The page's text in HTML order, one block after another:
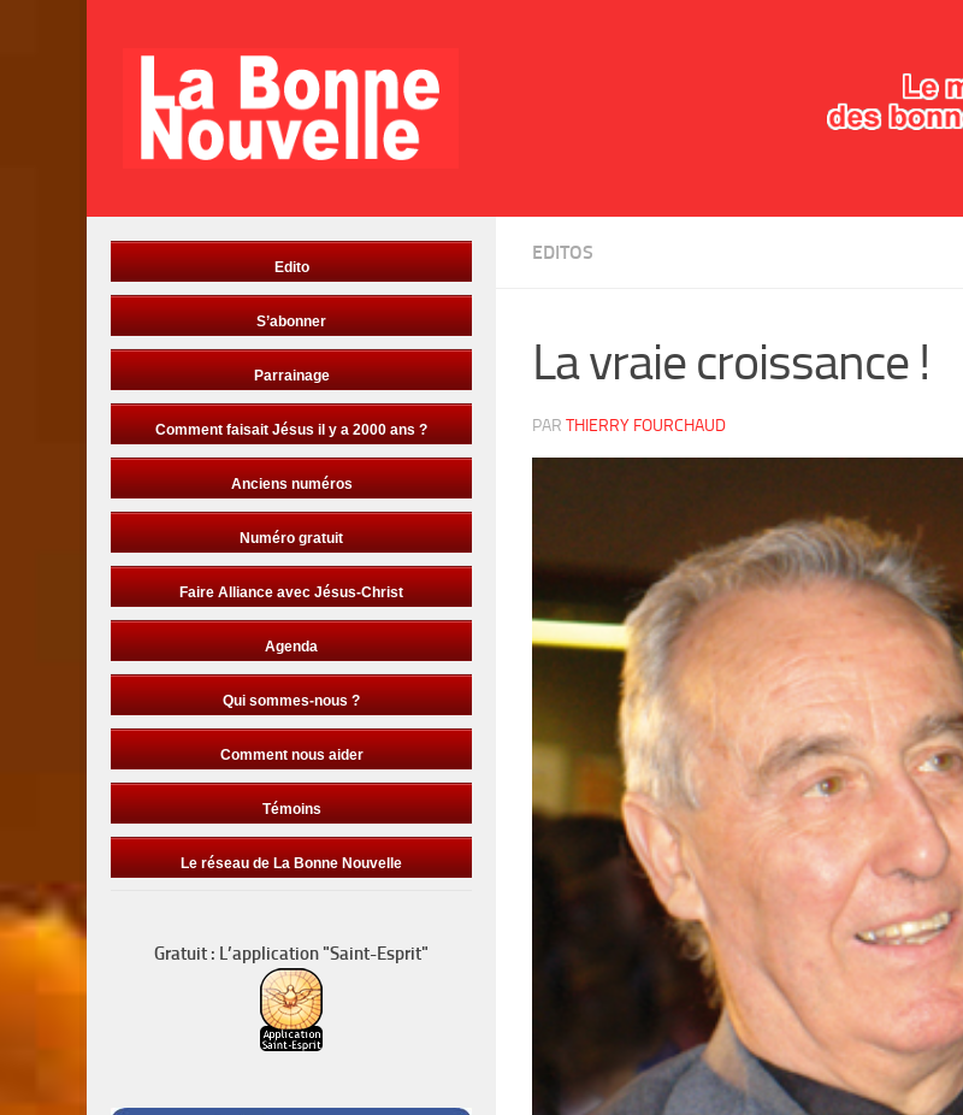
EDITOS
La vraie croissance !
PAR THIERRY FOURCHAUD
Edito
S’abonner
Parrainage
Comment faisait Jésus il y a 2000 ans ?
Anciens numéros
Numéro gratuit
Faire Alliance avec Jésus-Christ
Agenda
Qui sommes-nous ?
Comment nous aider
Témoins
Le réseau de La Bonne Nouvelle
Gratuit : L’application "Saint-Esprit"